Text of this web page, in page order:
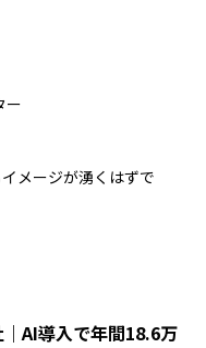
ー
メージが湧くはずで
AI導入で年間18.6万